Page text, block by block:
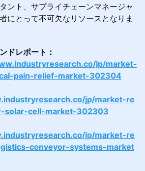
ント、サプライチェーンマネージャ
にとって不可欠なリソースとなりま
ドレポート：
jp/market-
pain-relief-market-302304
jp/market-re
solar-cell-market-302303
jp/market-re
conveyor-systems-market